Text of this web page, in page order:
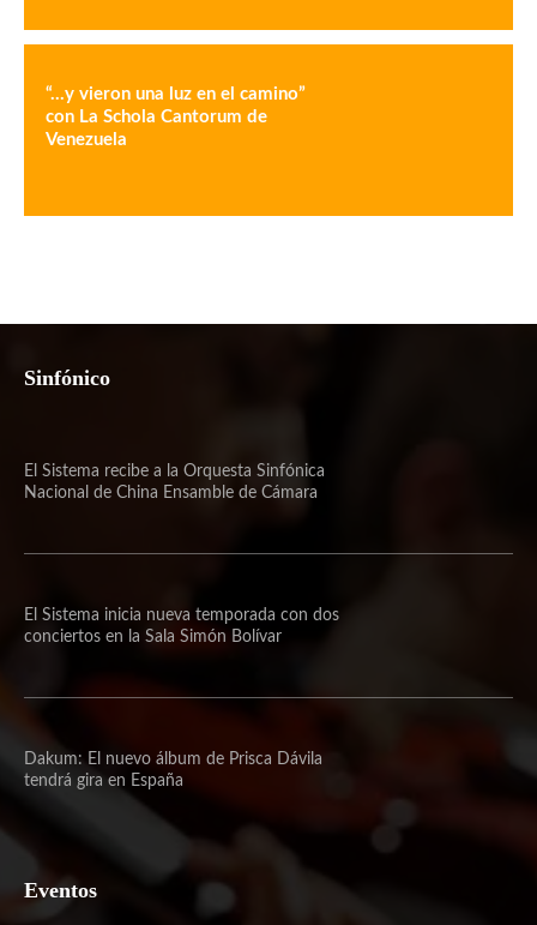
“…y vieron una luz en el camino”
con La Schola Cantorum de
Venezuela
Sinfónico
El Sistema recibe a la Orquesta Sinfónica
Nacional de China Ensamble de Cámara
El Sistema inicia nueva temporada con dos
conciertos en la Sala Simón Bolívar
Dakum: El nuevo álbum de Prisca Dávila
tendrá gira en España
Eventos